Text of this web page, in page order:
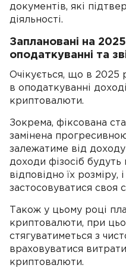
документів, які
діяльності.
Заплановані на 2025
оподаткуванні та
Очікується, що в 2025
в оподаткуванні
криптовалюти.
Зокрема, фіксована
замінена
залежатиме від
доходи фізосіб будуть
відповідно їх розміру,
застосовуватися
Також у цьому році
криптовалюти, при
стягуватиметься з
враховуватися
криптовалюти.